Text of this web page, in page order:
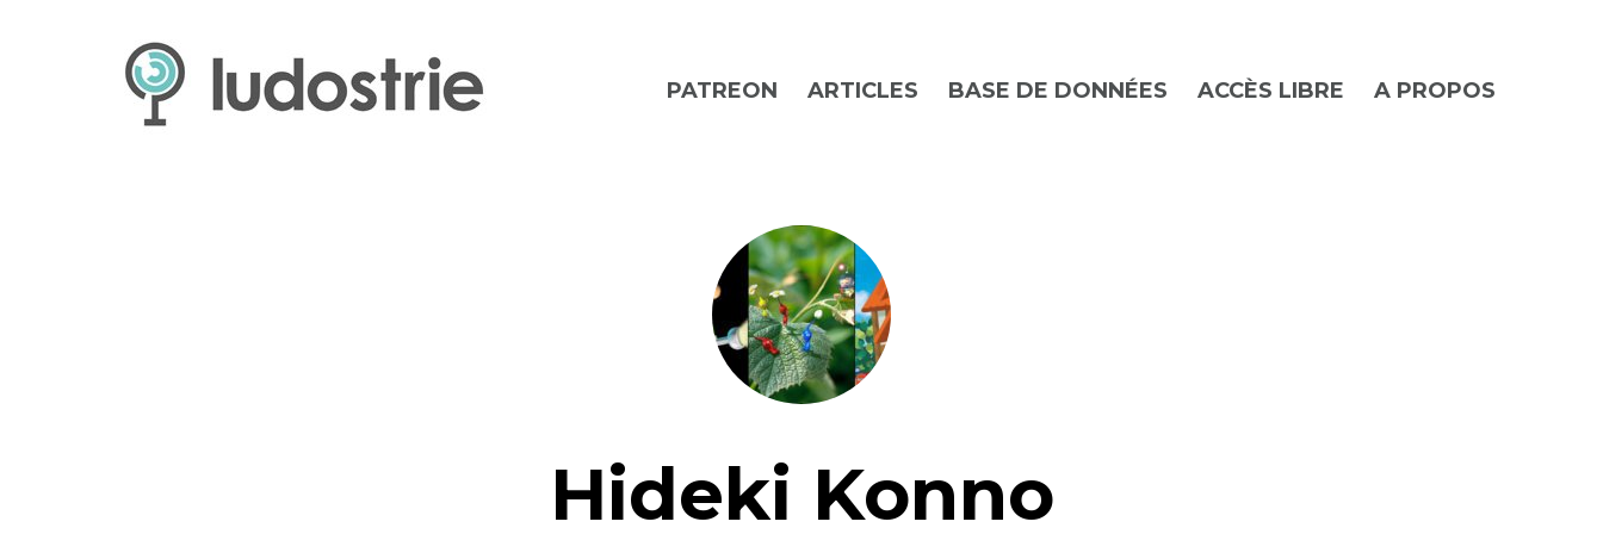
PATREON ARTICLES BASE DE DONNÉES ACCÈS LIBRE A PROPOS
Hideki Konno